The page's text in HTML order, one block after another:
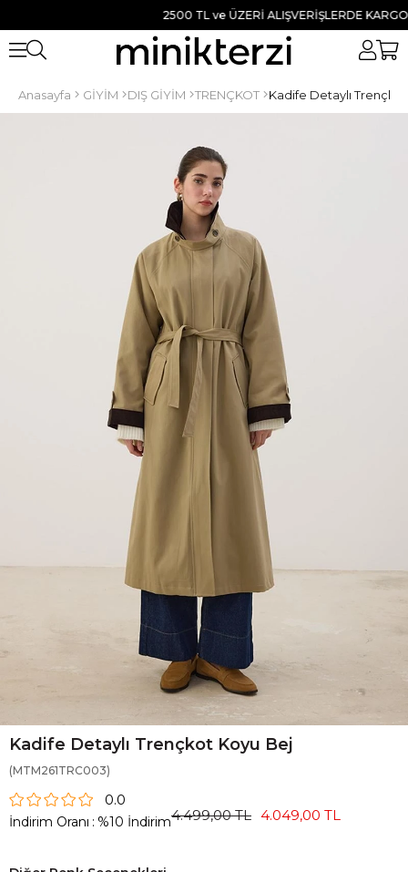
2500 TL ve ÜZERİ ALIŞVERİŞLERDE KARGO
Anasayfa GİYİM DIŞ GİYİM TRENÇKOT Kadife Detaylı
Kadife Detaylı Trençkot Koyu Bej
(MTM261TRC003)
0.0
İndirim Oranı : %10 İndirim4.499,00 TL 4.049,00 TL